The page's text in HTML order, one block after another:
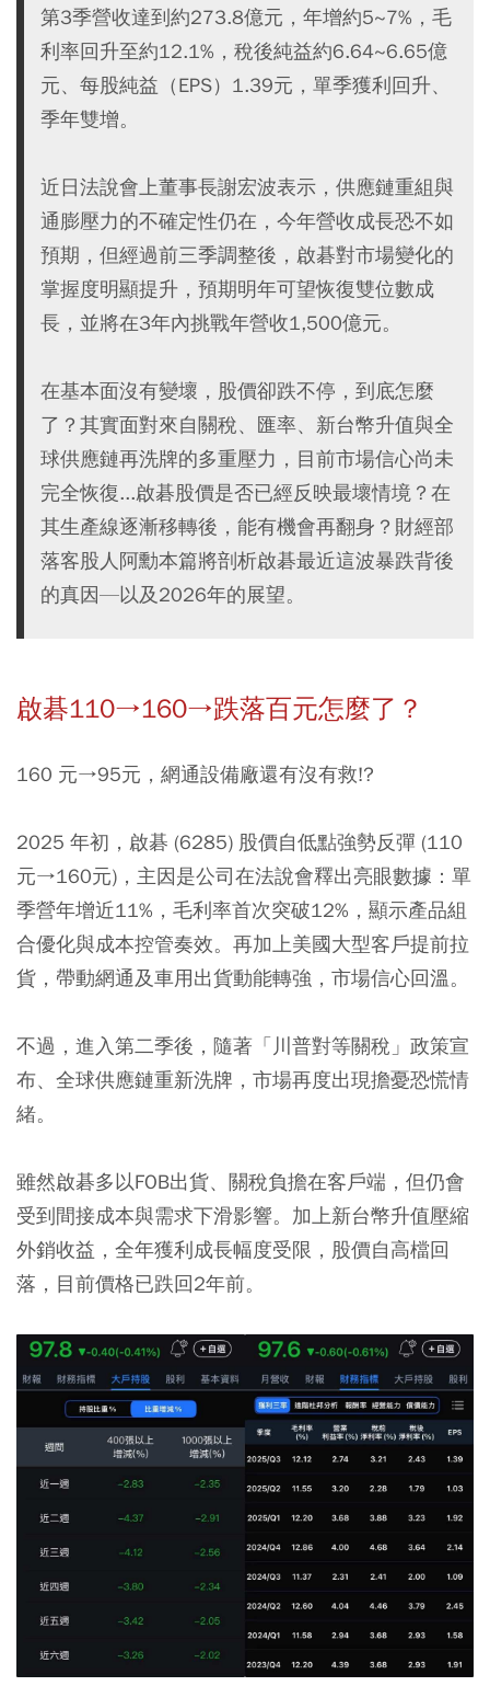
第3季營收達到約273.8億元，年增約5~7%，毛
利率回升至約12.1%，稅後純益約6.64~6.65億
元、每股純益（EPS）1.39元，單季獲利回升、
季年雙增。
近日法說會上董事長謝宏波表示，供應鏈重組與
通膨壓力的不確定性仍在，今年營收成長恐不如
預期，但經過前三季調整後，啟碁對市場變化的
掌握度明顯提升，預期明年可望恢復雙位數成
長，並將在3年內挑戰年營收1,500億元。
在基本面沒有變壞，股價卻跌不停，到底怎麼
了？其實面對來自關稅、匯率、新台幣升值與全
球供應鏈再洗牌的多重壓力，目前市場信心尚未
完全恢復...啟碁股價是否已經反映最壞情境？在
其生產線逐漸移轉後，能有機會再翻身？財經部
落客股人阿勳本篇將剖析啟碁最近這波暴跌背後
的真因—以及2026年的展望。
啟碁110→160→跌落百元怎麼了？
160 元→95元，網通設備廠還有沒有救!?
2025 年初，啟碁 (6285) 股價自低點強勢反彈 (110
元→160元)，主因是公司在法說會釋出亮眼數據：單
季營年增近11%，毛利率首次突破12%，顯示產品組
合優化與成本控管奏效。再加上美國大型客戶提前拉
貨，帶動網通及車用出貨動能轉強，市場信心回溫。
不過，進入第二季後，隨著「川普對等關稅」政策宣
布、全球供應鏈重新洗牌，市場再度出現擔憂恐慌情
緒。
雖然啟碁多以FOB出貨、關稅負擔在客戶端，但仍會
受到間接成本與需求下滑影響。加上新台幣升值壓縮
外銷收益，全年獲利成長幅度受限，股價自高檔回
落，目前價格已跌回2年前。